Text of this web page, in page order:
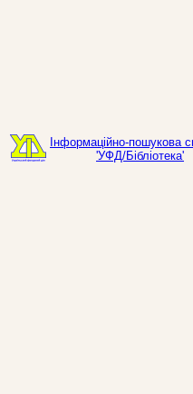
Інформаційно-пошукова
'УФД/Бібліотека'